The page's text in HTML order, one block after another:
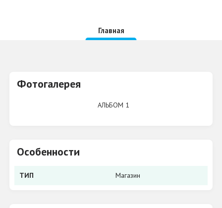
Главная
Особенности
ТИП Магазин
Фотогалерея
АЛЬБОМ 1